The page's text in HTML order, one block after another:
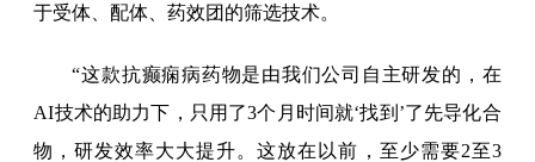
于受体、配体、药效团的筛选技术。
“这款抗癫痫病药物是由我们公司自主研发的，在
AI技术的助力下，只用了3个月时间就‘找到’了先导化合
物，研发效率大大提升。这放在以前，至少需要2至3